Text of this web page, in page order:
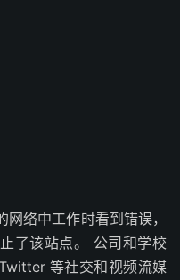
络中工作时看到错误，
了该站点。 公司和学校
等社交和视频流媒